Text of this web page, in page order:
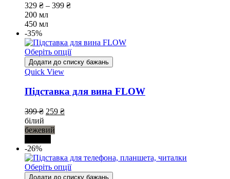
329 ₴ – 399 ₴
200 мл
450 мл
-35%
Оберіть опції
Додати до списку бажань
Quick View
Підставка для вина FLOW
399₴ 259 ₴
білий
бежевий
-26%
Оберіть опції
Додати до списку бажань